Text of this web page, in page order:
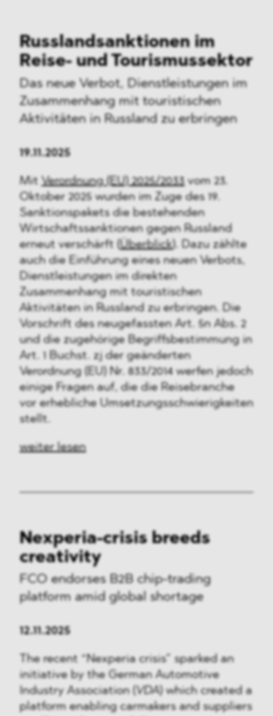
Russlandsanktionen im
Reise- und Tourismussektor
Das neue Verbot, Dienstleistungen im
Zusammenhang mit touristischen
Aktivitäten in Russland zu erbringen
19.11.2025
Mit Verordnung (EU) 2025/2033vom 23.
Oktober 2025 wurden im Zuge des 19.
Sanktionspakets die bestehenden
Wirtschaftssanktionen gegen Russland
erneut verschärft ( Überblick). Dazu zählte
auch die Einführung eines neuen Verbots,
Dienstleistungen im direkten
Zusammenhang mit touristischen
Aktivitäten in Russland zu erbringen. Die
Vorschrift des neugefassten Art. 5n Abs. 2
und die zugehörige Begriffsbestimmung in
Art. 1 Buchst. zj der geänderten
Verordnung (EU) Nr. 833/2014 werfen jedoch
einige Fragen auf, die die Reisebranche
vor erhebliche Umsetzungsschwierigkeiten
stellt.
weiter lesen
Nexperia-crisis breeds
creativity
FCO endorses B2B chip-trading
platform amid global shortage
12.11.2025
The recent “Nexperia crisis” sparked an
initiative by the German Automotive
Industry Association ( VDA ) which created a
platform enabling carmakers and suppliers